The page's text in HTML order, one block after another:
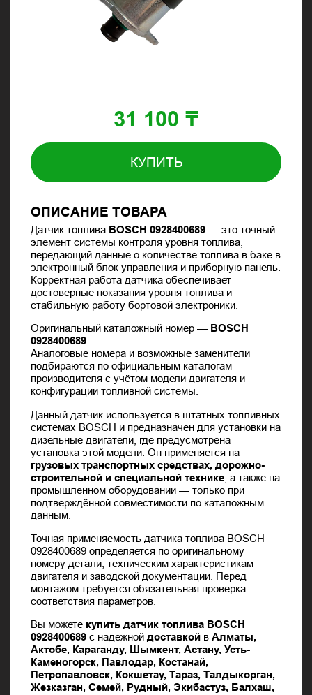
31 100 ₸
КУПИТЬ
ОПИСАНИЕ ТОВАРА
Датчик топлива BOSCH 0928400689 — это точный
элемент системы контроля уровня топлива,
передающий данные о количестве топлива в баке в
электронный блок управления и приборную панель.
Корректная работа датчика обеспечивает
достоверные показания уровня топлива и
стабильную работу бортовой электроники.
Оригинальный каталожный номер — BOSCH
0928400689
Аналоговые номера и возможные заменители
подбираются по официальным каталогам
производителя с учётом модели двигателя и
конфигурации топливной системы.
Данный датчик используется в штатных топливных
системах BOSCH и предназначен для установки на
дизельные двигатели, где предусмотрена
установка этой модели. Он применяется на
грузовых транспортных средствах, дорожно-
строительной и специальной технике , а также на
промышленном оборудовании — только при
подтверждённой совместимости по каталожным
данным.
Точная применяемость датчика топлива BOSCH
0928400689 определяется по оригинальному
номеру детали, техническим характеристикам
двигателя и заводской документации. Перед
монтажом требуется обязательная проверка
соответствия параметров.
Вы можете купить датчик топлива BOSCH
0928400689 с надёжнойдоставкой вАлматы,
Актобе, Караганду, Шымкент, Астану, Усть-
Каменогорск, Павлодар, Костанай,
Петропавловск, Кокшетау, Тараз, Талдыкорган,
Жезказган, Семей, Рудный, Экибастуз, Балхаш,